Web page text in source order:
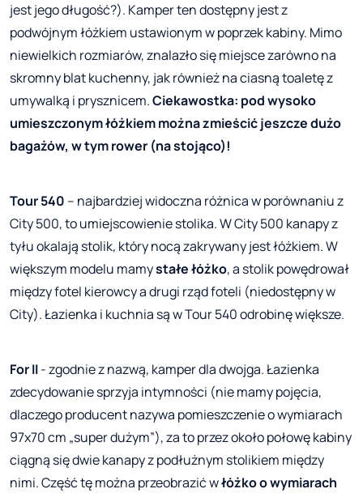
jest jego długość?). Kamper ten dostępny jest z
podwójnym łóżkiem ustawionym w poprzek kabiny. Mimo
niewielkich rozmiarów, znalazło się miejsce zarówno na
skromny blat kuchenny, jak również na ciasną toaletę z
umywalką i prysznicem.Ciekawostka: pod wysoko
umieszczonym łóżkiem można zmieścić jeszcze dużo
bagażów, w tym rower (na stojąco)!
Tour 540 – najbardziej widoczna różnica w porównaniu z
City 500, to umiejscowienie stolika. W City 500 kanapy z
tyłu okalają stolik, który nocą zakrywany jest łóżkiem. W
większym modelu mamystałe łóżko, a stolik powędrował
między fotel kierowcy a drugi rząd foteli (niedostępny w
City). Łazienka i kuchnia są w Tour 540 odrobinę większe.
For II- zgodnie z nazwą, kamper dla dwojga. Łazienka
zdecydowanie sprzyja intymności (nie mamy pojęcia,
dlaczego producent nazywa pomieszczenie o wymiarach
97x70 cm „super dużym”), za to przez około połowę kabiny
ciągną się dwie kanapy z podłużnym stolikiem między
nimi. Część tę można przeobrazić włóżko o wymiarach